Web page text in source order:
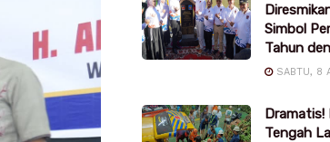
Simbol
Tahun
SABTU, 8
Dramatis!
Tengah